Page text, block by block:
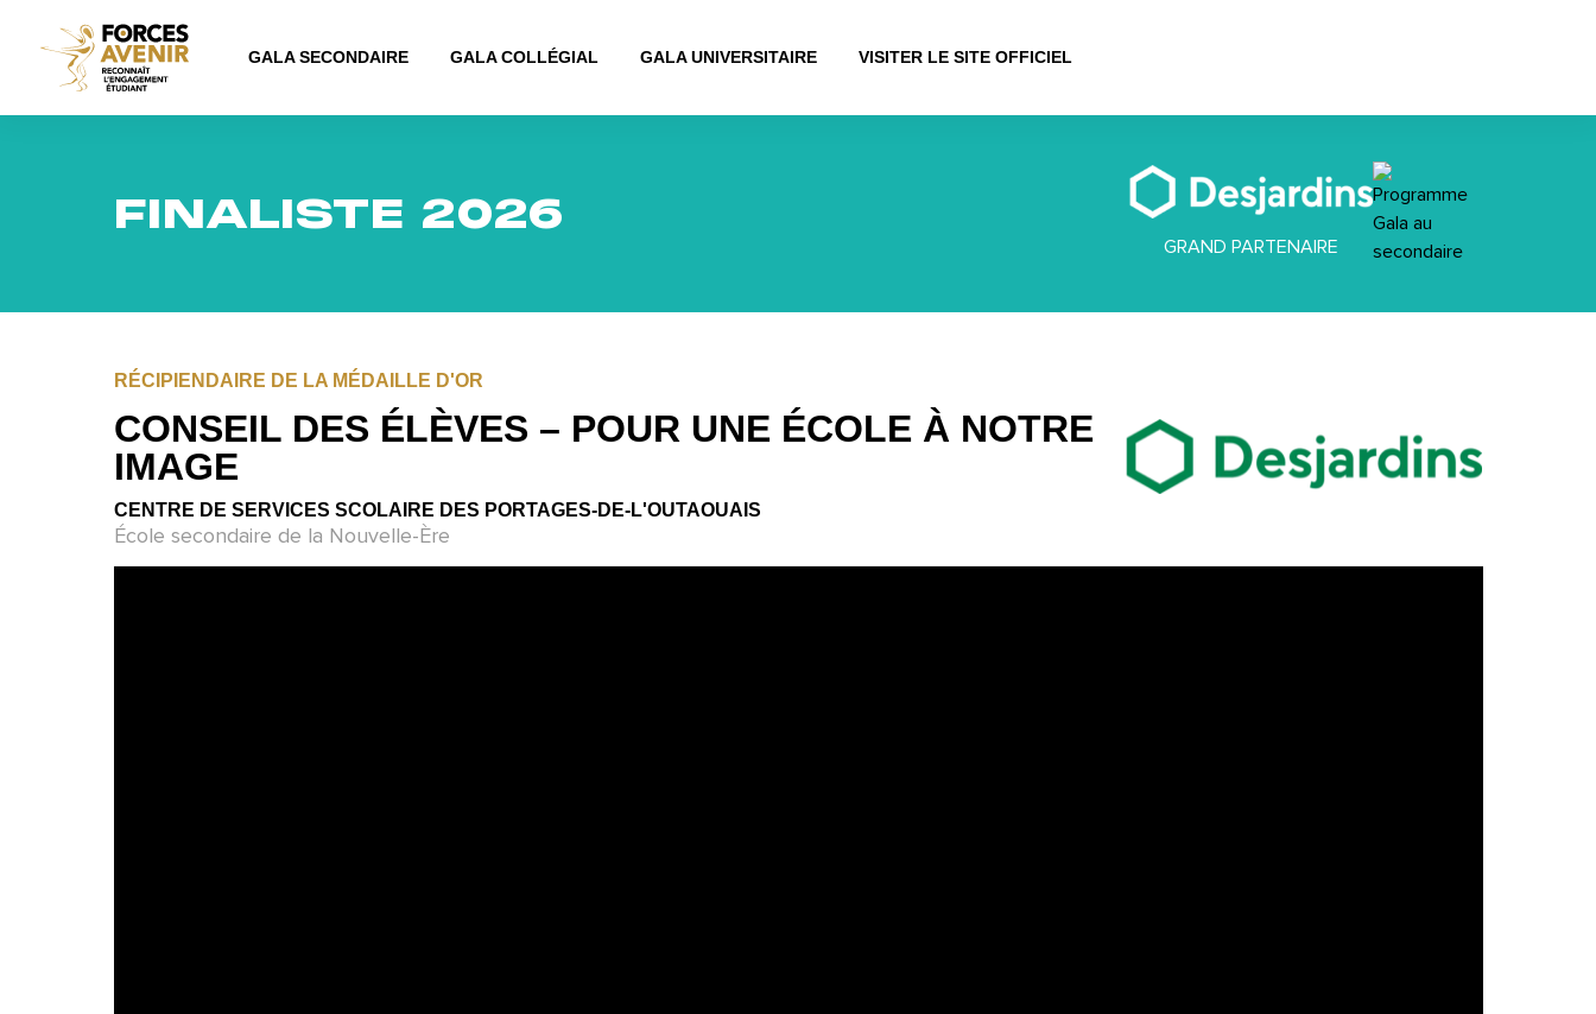
GALA SECONDAIRE GALA COLLÉGIAL GALA UNIVERSITAIRE VISITER LE SITE OFFICIEL
FINALISTE 2026
GRAND PARTENAIRE
RÉCIPIENDAIRE DE LA MÉDAILLE D'OR
CONSEIL DES ÉLÈVES – POUR UNE ÉCOLE À NOTRE
IMAGE
CENTRE DE SERVICES SCOLAIRE DES PORTAGES-DE-L'OUTAOUAIS
École secondaire de la Nouvelle-Ère